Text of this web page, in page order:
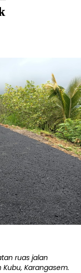
ruas jalan
Karangasem.